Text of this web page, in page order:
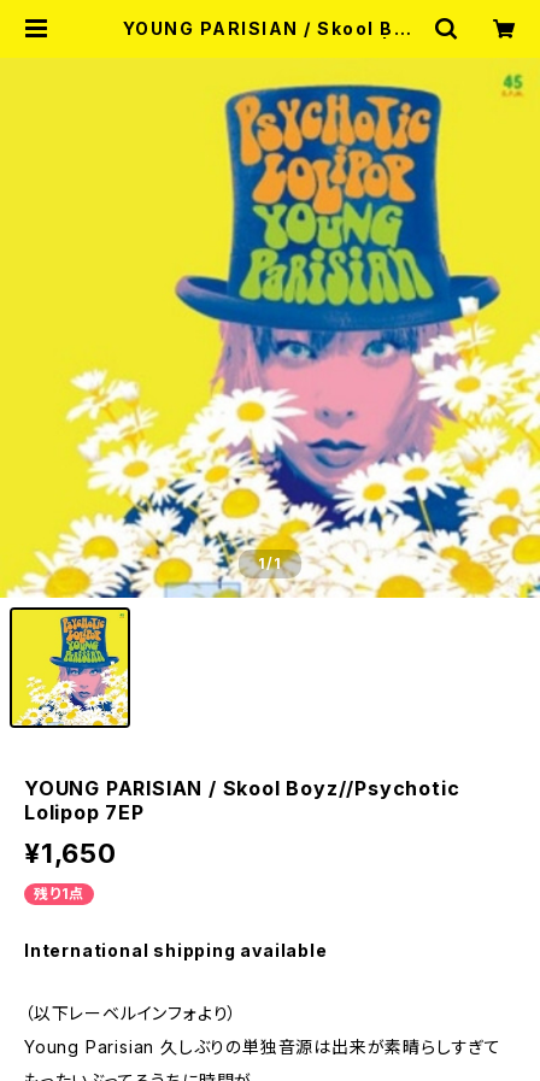
YOUNG PARISIAN / Skool Boy
1/1
YOUNG PARISIAN / Skool Boyz//Psychotic
Lolipop 7EP
¥1,650
残り1点
International shipping available
（以下レーベルインフォより）
Young Parisian 久しぶりの単独音源は出来が素晴らしすぎて